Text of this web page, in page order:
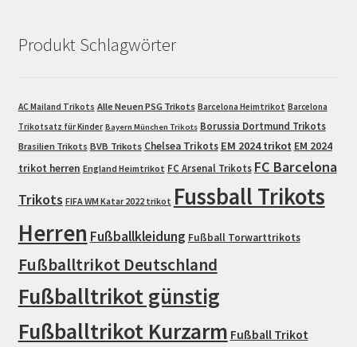
Produkt Schlagwörter
AC Mailand Trikots Alle Neuen PSG Trikots Barcelona Heimtrikot Barcelona
Trikotsatz für Kinder Bayern München Trikots Borussia Dortmund Trikots
Brasilien Trikots BVB Trikots Chelsea Trikots EM 2024 trikot EM 2024
trikot herren England Heimtrikot FC Arsenal Trikots FC Barcelona
Trikots FIFA WM Katar 2022 trikot Fussball Trikots
Herren Fußballkleidung Fußball Torwarttrikots
Fußballtrikot Deutschland
Fußballtrikot günstig
Fußballtrikot Kurzarm Fußball Trikot